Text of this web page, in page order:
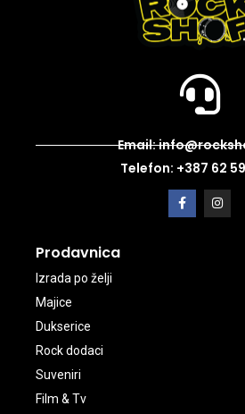
Email:
Telefon: +387 62
Prodavnica
Izrada po želji
Majice
Dukserice
Rock dodaci
Suveniri
Film & Tv